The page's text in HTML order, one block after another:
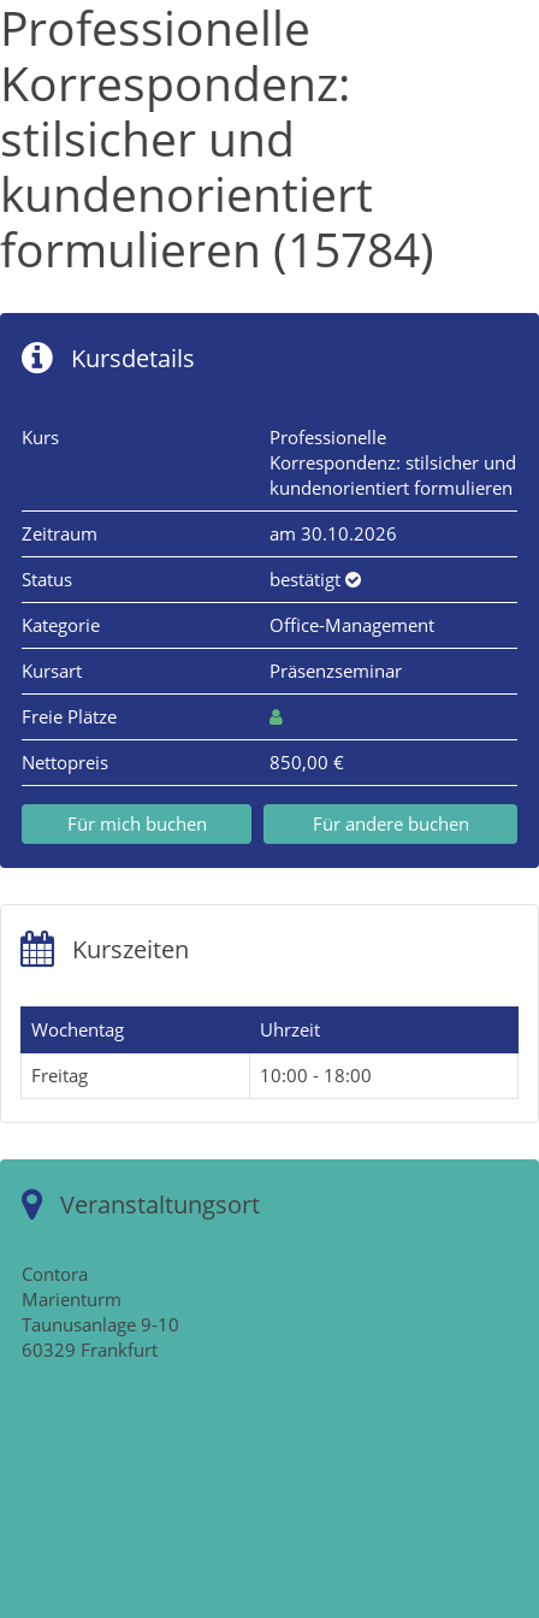
Professionelle
Korrespondenz:
stilsicher und
kundenorientiert
formulieren (15784)
Kursdetails
Kurs
Professionelle
Korrespondenz: stilsicher und
kundenorientiert formulieren
Zeitraum
am 30.10.2026
Status
bestätigt
Kategorie
Office-Management
Kursart
Präsenzseminar
Freie Plätze
Nettopreis
850,00 €
Für mich buchen Für andere buchen
Kurszeiten
Wochentag
Uhrzeit
Freitag
10:00 - 18:00
Veranstaltungsort
Contora
Marienturm
Taunusanlage 9-10
60329 Frankfurt